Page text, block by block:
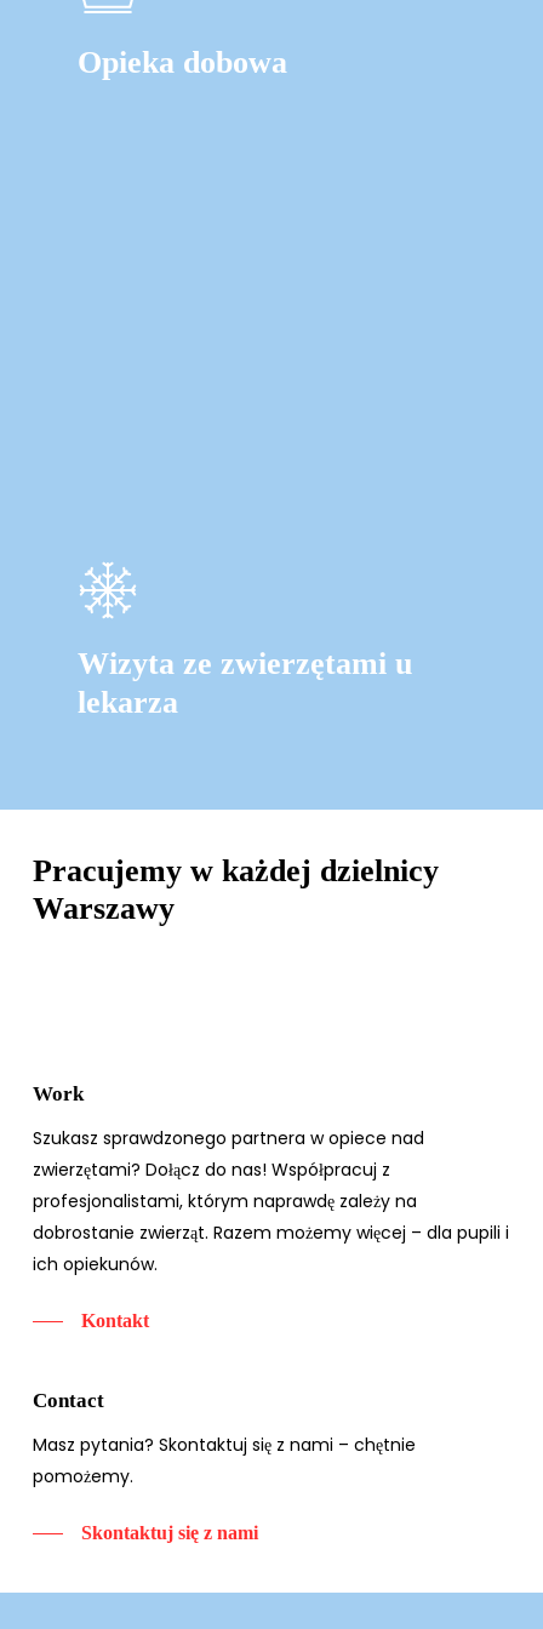
Opieka dobowa
Wizyta ze zwierzętami u
lekarza
Pracujemy w każdej dzielnicy
Warszawy
Work
Szukasz sprawdzonego partnera w opiece nad
zwierzętami? Dołącz do nas! Współpracuj z
profesjonalistami, którym naprawdę zależy na
dobrostanie zwierząt. Razem możemy więcej – dla pupili i
ich opiekunów.
Kontakt
Contact
Masz pytania? Skontaktuj się z nami – chętnie
pomożemy.
Skontaktuj się z nami